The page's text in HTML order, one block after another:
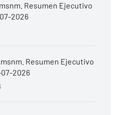
Resumen Ejecutivo
2026
Resumen Ejecutivo
07-2026